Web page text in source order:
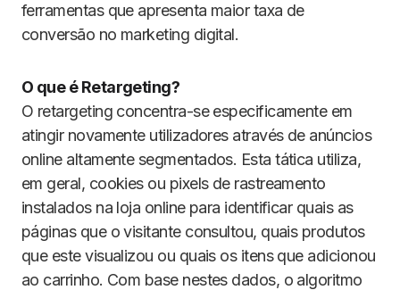
ferramentas que apresenta maior taxa de
conversão no marketing digital.
O que é Retargeting?
O retargeting concentra-se especificamente em
atingir novamente utilizadores através de anúncios
online altamente segmentados. Esta tática utiliza,
em geral, cookies ou pixels de rastreamento
instalados na loja online para identificar quais as
páginas que o visitante consultou, quais produtos
que este visualizou ou quais os itens que adicionou
ao carrinho. Com base nestes dados, o algoritmo